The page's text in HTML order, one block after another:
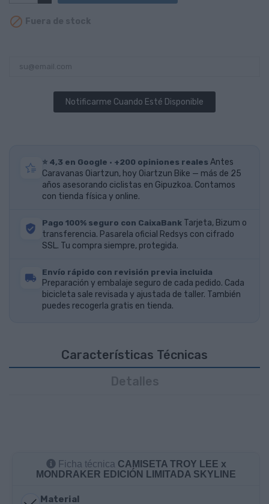

Notificarme Cuando Esté Disponible
⭐ 4,3 en Google · +200 opiniones reales Antes
Caravanas Oiartzun, hoy Oiartzun Bike — más de 25
años asesorando ciclistas en Gipuzkoa. Contamos
con tienda física y online.
Pago 100% seguro con CaixaBank Tarjeta, Bizum o
transferencia. Pasarela oficial Redsys con cifrado
SSL. Tu compra siempre, protegida.
Envío rápido con revisión previa incluida
Preparación y embalaje seguro de cada pedido. Cada
bicicleta sale revisada y ajustada de taller. También
puedes recogerla gratis en tienda.
Características Técnicas
Ficha técnica CAMISETA TROY LEE x
MONDRAKER EDICIÓN LIMITADA SKYLINE
Material